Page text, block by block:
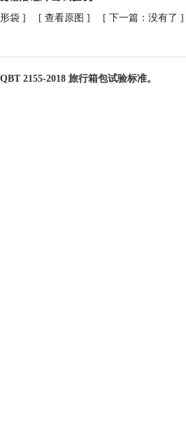
袋 ] [ 查看原图 ] [ 下一篇：没有了 ]
2155-2018 旅行箱包试验标准。